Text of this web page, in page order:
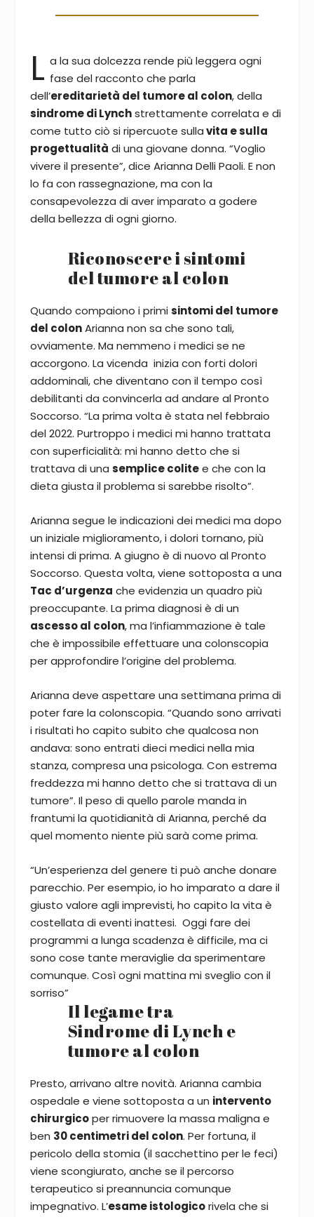
L a la sua dolcezza rende più leggera ogni
fase del racconto che parla
dell’ereditarietà del tumore al colon, della
sindrome di Lynchstrettamente correlata e di
come tutto ciò si ripercuote sullavita e sulla
progettualità di una giovane donna. “Voglio
vivere il presente”, dice Arianna Delli Paoli. E non
lo fa con rassegnazione, ma con la
consapevolezza di aver imparato a godere
della bellezza di ogni giorno.
Riconoscere i sintomi
del tumore al colon
Quando compaiono i primisintomi del tumore
del colonArianna non sa che sono tali,
ovviamente. Ma nemmeno i medici se ne
accorgono. La vicenda inizia con forti dolori
addominali, che diventano con il tempo così
debilitanti da convincerla ad andare al Pronto
Soccorso. “La prima volta è stata nel febbraio
del 2022. Purtroppo i medici mi hanno trattata
con superficialità: mi hanno detto che si
trattava di una semplice colitee che con la
dieta giusta il problema si sarebbe risolto”.
Arianna segue le indicazioni dei medici ma dopo
un iniziale miglioramento, i dolori tornano, più
intensi di prima. A giugno è di nuovo al Pronto
Soccorso. Questa volta, viene sottoposta a una
Tac d’urgenza che evidenzia un quadro più
preoccupante. La prima diagnosi è di un
ascesso al colon, ma l’infiammazione è tale
che è impossibile effettuare una colonscopia
per approfondire l’origine del problema.
Arianna deve aspettare una settimana prima di
poter fare la colonscopia. “Quando sono arrivati
i risultati ho capito subito che qualcosa non
andava: sono entrati dieci medici nella mia
stanza, compresa una psicologa. Con estrema
freddezza mi hanno detto che si trattava di un
tumore”. Il peso di quello parole manda in
frantumi la quotidianità di Arianna, perché da
quel momento niente più sarà come prima.
“Un’esperienza del genere ti può anche donare
parecchio. Per esempio, io ho imparato a dare il
giusto valore agli imprevisti, ho capito la vita è
costellata di eventi inattesi. Oggi fare dei
programmi a lunga scadenza è difficile, ma ci
sono cose tante meraviglie da sperimentare
comunque. Così ogni mattina mi sveglio con il
sorriso”
Il legame tra
Sindrome di Lynch e
tumore al colon
Presto, arrivano altre novità. Arianna cambia
ospedale e viene sottoposta a un intervento
chirurgicoper rimuovere la massa maligna e
ben 30 centimetri del colon. Per fortuna, il
pericolo della stomia (il sacchettino per le feci)
viene scongiurato, anche se il percorso
terapeutico si preannuncia comunque
impegnativo. L’esame istologicorivela che si